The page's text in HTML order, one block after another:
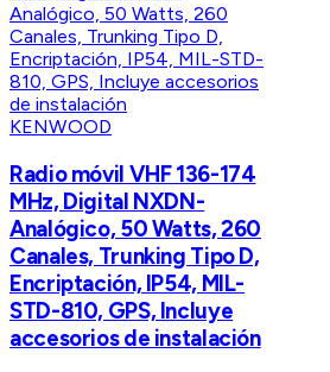
KENWOOD
Radio móvil VHF 136-174
MHz, Digital NXDN-
Analógico, 50 Watts, 260
Canales, Trunking Tipo D,
Encriptación, IP54, MIL-
STD-810, GPS, Incluye
accesorios de instalación